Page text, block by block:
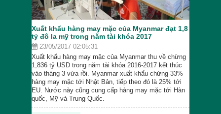
Xuất khẩu hàng may mặc của Myanmar đạt 1,8
tỷ đô la mỹ trong năm tài khóa 2017
23/05/2017 02:05:31
Xuất khẩu hàng may mặc của Myanmar thu về chừng
1,836 tỷ USD trong năm tài khóa 2016-2017 kết thúc
vào tháng 3 vừa rồi. Myanmar xuất khẩu chừng 33%
hàng may mặc tới Nhật Bản, tiếp theo đó là 25% tới
EU. Nước này cũng cung cấp hàng may mặc tới Hàn
quốc, Mỹ và Trung Quốc.